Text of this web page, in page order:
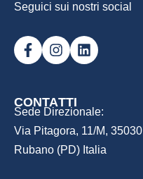
Seguici sui nostri social
CONTATTI
Sede Direzionale:
Via Pitagora, 11/M, 35030
Rubano (PD) Italia​